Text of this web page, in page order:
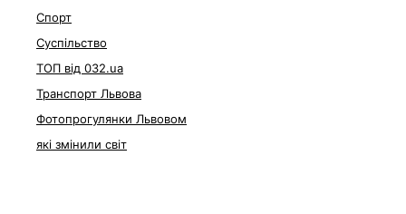
Спорт
Суспільство
ТОП від 032.ua
Транспорт Львова
Фотопрогулянки Львовом
які змінили світ